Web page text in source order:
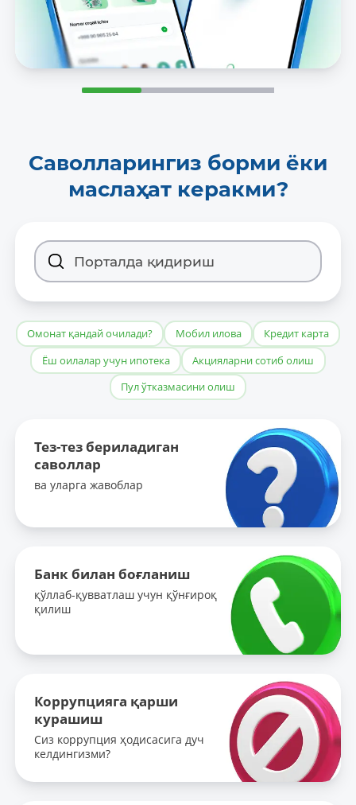
Саволларингиз борми ёки
маслаҳат керакми?
Омонат қандай очилади? Мобил илова
Кредит карта
Ёш оилалар учун ипотека
Акцияларни сотиб олиш
Пул ўтказмасини олиш
Тез-тез бериладиган
саволлар
ва уларга жавоблар
Банк билан боғланиш
қўллаб-қувватлаш учун қўнғироқ
қилиш
Коррупцияга қарши
курашиш
Сиз коррупция ҳодисасига дуч
келдингизми?